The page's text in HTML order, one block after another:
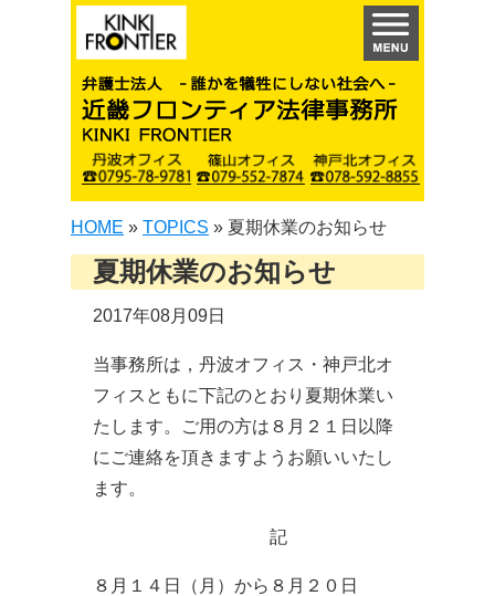
HOME » TOPICS » 夏期休業のお知らせ
夏期休業のお知らせ
2017年08月09日
当事務所は，丹波オフィス・神戸北オ
フィスともに下記のとおり夏期休業い
たします。ご用の方は８月２１日以降
にご連絡を頂きますようお願いいたし
ます。
記
８月１４日（月）から８月２０日